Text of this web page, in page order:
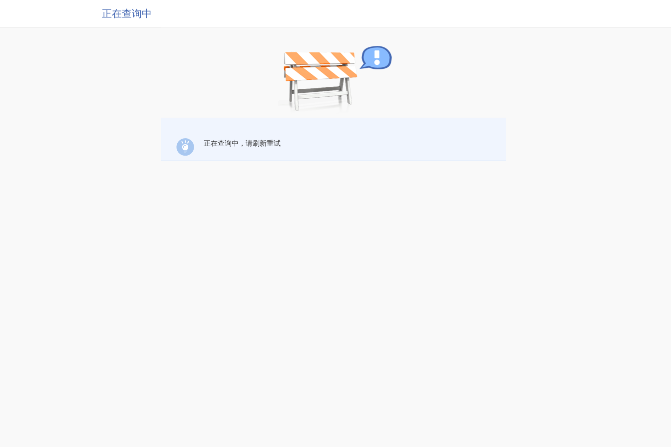
正在查询中
正在查询中，请刷新重试